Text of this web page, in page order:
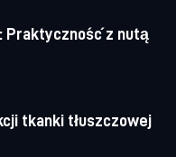
Praktyczność z nutą
tkanki tłuszczowej